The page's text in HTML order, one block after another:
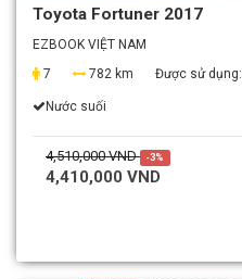
Toyota Fortuner 2017
EZBOOK VIỆT NAM
7
782 km Được sử dụng:
Nước suối
4,510,000 VND -3%
4,410,000 VND